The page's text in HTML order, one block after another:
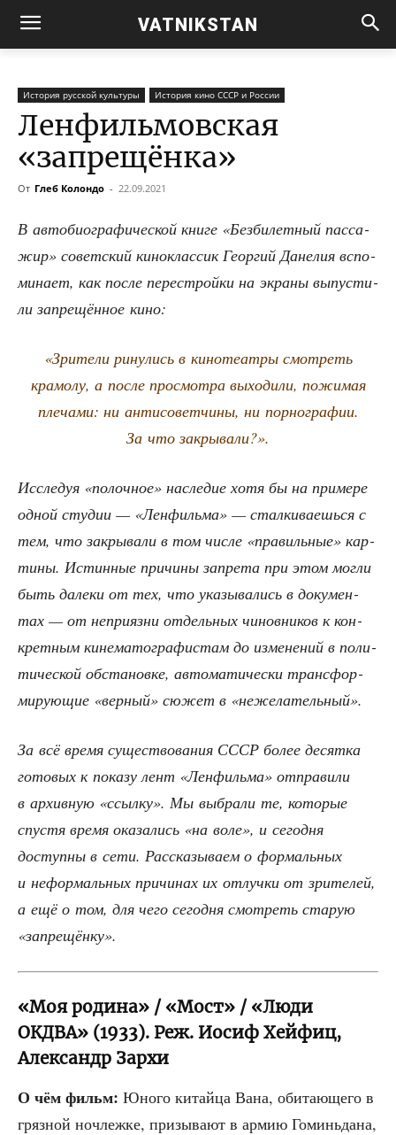
VATNIKSTAN
История русской культуры История кино СССР и России
Ленфильмовская
«запрещёнка»
От Глеб Колондо - 22.09.2021
В авто­био­гра­фи­че­ской кни­ге «Без­би­лет­ный пас­са­
жир» совет­ский кинок­лас­сик Геор­гий Дане­лия вспо­
ми­на­ет, как после пере­строй­ки на экра­ны выпу­сти­
ли запре­щён­ное кино:
«Зри­те­ли рину­лись в кино­те­ат­ры смот­реть
кра­мо­лу, а после про­смот­ра выхо­ди­ли, пожи­мая
пле­ча­ми: ни анти­со­вет­чи­ны, ни пор­но­гра­фии.
За что закрывали?».
Иссле­дуя «полоч­ное» насле­дие хотя бы на при­ме­ре
одной сту­дии — «Лен­филь­ма» — стал­ки­ва­ешь­ся с
тем, что закры­ва­ли в том чис­ле «пра­виль­ные» кар­
ти­ны. Истин­ные при­чи­ны запре­та при этом мог­ли
быть дале­ки от тех, что ука­зы­ва­лись в доку­мен­
тах — от непри­яз­ни отдель­ных чинов­ни­ков к кон­
крет­ным кине­ма­то­гра­фи­стам до изме­не­ний в поли­
ти­че­ской обста­нов­ке, авто­ма­ти­че­ски транс­фор­
ми­ру­ю­щие «вер­ный» сюжет в «неже­ла­тель­ный».
За всё вре­мя суще­ство­ва­ния СССР более десят­ка
гото­вых к пока­зу лент «Лен­филь­ма» отпра­ви­ли
в архив­ную «ссыл­ку». Мы выбра­ли те, кото­рые
спу­стя вре­мя ока­за­лись «на воле», и сего­дня
доступ­ны в сети. Рас­ска­зы­ва­ем о фор­маль­ных
и нефор­маль­ных при­чи­нах их отлуч­ки от зри­те­лей,
а ещё о том, для чего сего­дня смот­реть ста­рую
«запре­щён­ку».
«Моя родина» / «Мост» / «Люди
ОКДВА» (1933). Реж. Иосиф Хейфиц,
Александр Зархи
О чём фильм: Юно­го китай­ца Вана, оби­та­ю­ще­го в
гряз­ной ноч­леж­ке, при­зы­ва­ют в армию Гоминь­да­на,